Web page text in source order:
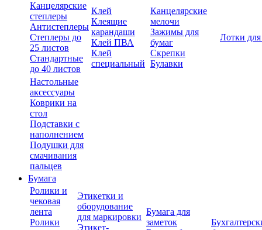
Канцелярские
степлеры
Антистеплеры
Степлеры до
25 листов
Стандартные
до 40 листов
Клей
Клеящие
карандаши
Клей ПВА
Клей
специальный
Канцелярские
мелочи
Зажимы для
бумаг
Скрепки
Булавки
Лотки
Настольные
аксессуары
Коврики на
стол
Подставки с
наполнением
Подушки для
смачивания
пальцев
Бумага
Ролики и
чековая
лента
Ролики
Этикетки и
оборудование
для маркировки
Этикет-
Бумага для
заметок